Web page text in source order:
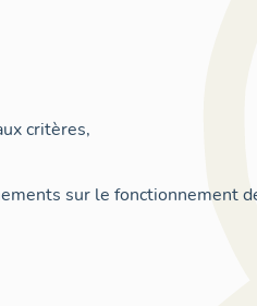
critères,
sur le fonctionnement